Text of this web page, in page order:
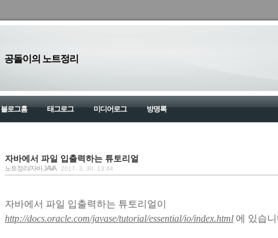
공돌이의 노트정리
블로그홈 태그로그 미디어로그 방명록
자바에서 파일 입출력하는 튜토리얼
노트정리/자바 JAVA 2017. 3. 30. 13:44
자바에서 파일 입출력하는 튜토리얼이
http://docs.oracle.com/javase/tutorial/essential/io/index.html 에 있습